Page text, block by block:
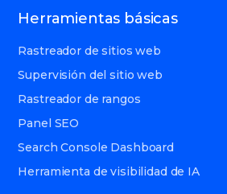
Herramientas básicas
Rastreador de sitios web
Supervisión del sitio web
Rastreador de rangos
Panel SEO
Search Console Dashboard
Herramienta de visibilidad de IA